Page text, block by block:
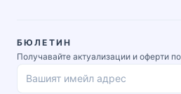
БЮЛЕТИН
Получавайте актуализации и оферти
Вашият имейл адрес